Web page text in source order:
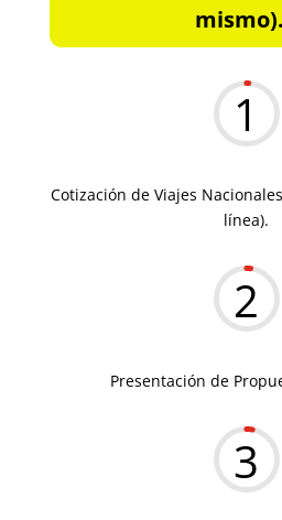
1
Cotización de Viajes
línea).
2
Presentación de
3